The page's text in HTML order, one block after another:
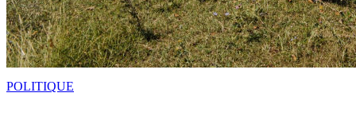
POLITIQUE